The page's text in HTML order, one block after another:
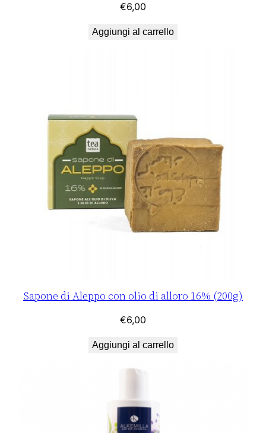
€6,00
Aggiungi al carrello
Sapone di Aleppo con olio di alloro 16% (200g)
€6,00
Aggiungi al carrello